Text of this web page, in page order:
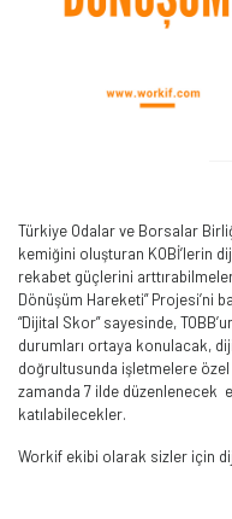
Türkiye Odalar ve Borsalar
kemiğini oluşturan KOBİ’lerin
rekabet güçlerini
Dönüşüm Hareketi” Projesi’ni
“Dijital Skor” sayesinde,
durumları ortaya konulacak,
doğrultusunda işletmelere
zamanda 7 ilde düzenlenecek
katılabilecekler.
Workif ekibi olarak sizler için